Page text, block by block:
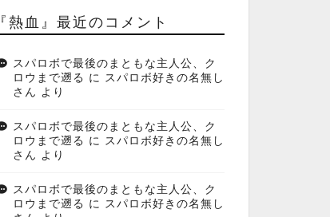
『熱血』最近のコメント
スパロボで最後のまともな主人公、ク
ロウまで遡る に
スパロボ好きの名無し
さん より
スパロボで最後のまともな主人公、ク
ロウまで遡る に
スパロボ好きの名無し
さん より
スパロボで最後のまともな主人公、ク
ロウまで遡る に
スパロボ好きの名無し